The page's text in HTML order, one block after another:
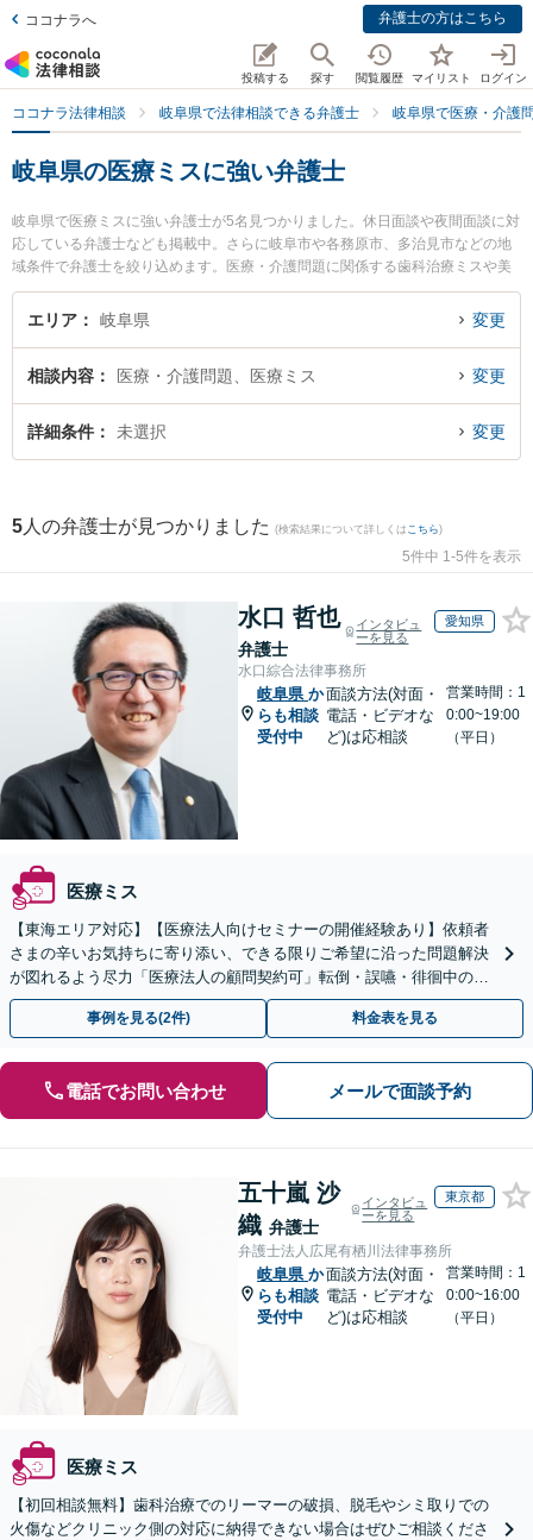
ココナラへ 弁護士の方はこちら
投稿する 探す 閲覧履歴 マイリスト ログイン
ココナラ法律相談 岐阜県で法律相談できる弁護士 岐阜県で医療・介護
岐阜県の医療ミスに強い弁護士
岐阜県で医療ミスに強い弁護士が5名見つかりました。休日面談や夜間面談に対
応している弁護士なども掲載中。さらに岐阜市や各務原市、多治見市などの地
域条件で弁護士を絞り込めます。医療・介護問題に関係する歯科治療ミスや美
容整形のトラブル、産婦人科の訴訟等の細かな分野での絞り込み検索もでき便
利です。特に旭合同法律事務所 岐阜事務所の平田 伸男弁護士や堀田暁之法律事
生した医療ミスのトラブルを今すぐに弁護士に相談したい』『医療ミスのトラ
ブル解決の実績豊富な近くの弁護士を検索したい』『初回相談無料で医療ミス
を法律相談できる岐阜県内の弁護士に相談予約したい』などでお困りの相談者
エリア 岐阜県 変更
相談内容 医療・介護問題、医療ミス 変更
詳細条件 未選択 変更
5 人の弁護士が見つかりました (検索結果について詳しくは こちら)
5件中 1-5件を表示
水口 哲也
弁護士
インタビュ
ーを見る
愛知県
水口綜合法律事務所
岐阜県 か
らも相談
受付中
面談方法(対面・
電話・ビデオな
ど)は応相談
営業時間：1
0:00~19:00
（平日）
医療ミス
【東海エリア対応】【医療法人向けセミナーの開催経験あり】依頼者
さまの辛いお気持ちに寄り添い、できる限りご希望に沿った問題解決
が図れるよう尽力「医療法人の顧問契約可」転倒・誤嚥・徘徊中の事
故など、介護事故のご相談も対応【休日・夜間相談可】
事例を見る(2件) 料金表を見る
電話でお問い合わせ メールで面談予約
五十嵐 沙
織 弁護士
インタビュ
ーを見る
東京都
弁護士法人広尾有栖川法律事務所
岐阜県 か
らも相談
受付中
面談方法(対面・
電話・ビデオな
ど)は応相談
営業時間：1
0:00~16:00
（平日）
医療ミス
【初回相談無料】歯科治療でのリーマーの破損、脱毛やシミ取りでの
火傷などクリニック側の対応に納得できない場合はぜひご相談くださ